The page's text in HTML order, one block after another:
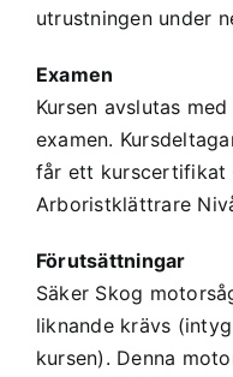
utrustningen under
Examen
Kursen avslutas
examen.
får ett kurscertifikat
Arboristklättrare
Förutsättningar
Säker Skog
liknande krävs
kursen). Denna